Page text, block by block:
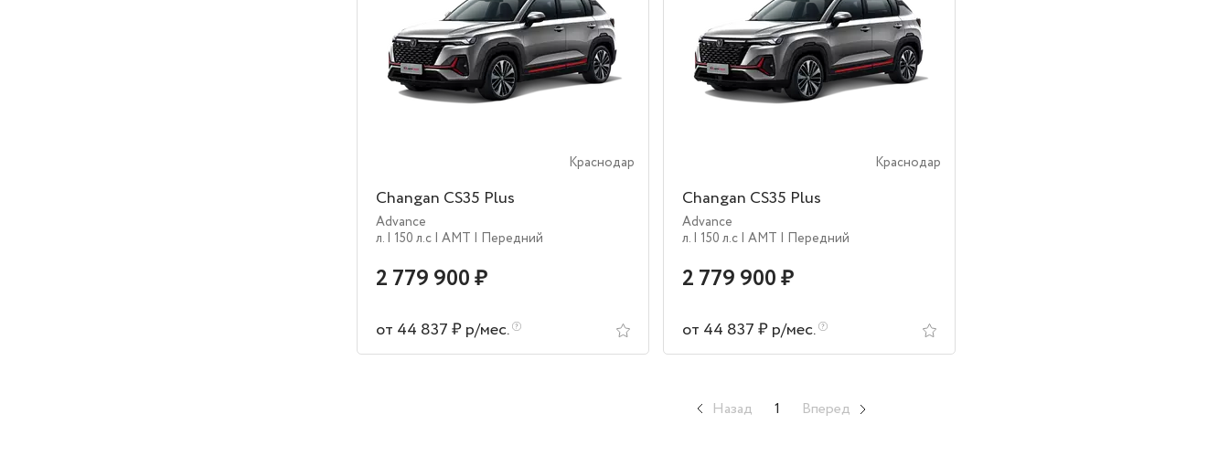
Краснодар
Changan CS35 Plus
Advance
л. | 150 л.c | AMT | Передний
2 779 900 ₽
от 44 837 ₽ р/мес.
Краснодар
Changan CS35 Plus
Advance
л. | 150 л.c | AMT | Передний
2 779 900 ₽
от 44 837 ₽ р/мес.
Назад 1 Вперед